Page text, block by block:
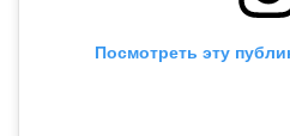
Посмотреть эту